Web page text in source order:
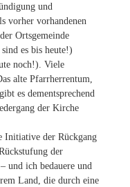
und
vorher vorhandenen
Ortsgemeinde
es bis heute!)
noch!). Viele
alte Pfarrherrentum,
es dementsprechend
der Kirche
Initiative der Rückgang
der
und ich bedauere und
Land, die durch eine